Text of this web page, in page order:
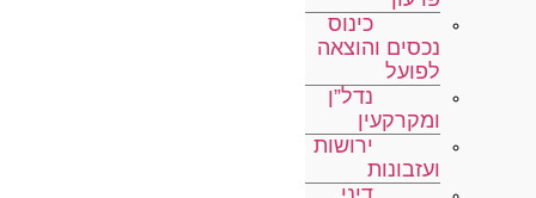
כינוס
נכסים והוצאה
לפועל
נדל”ן
ומקרקעין
ירושות
ועזבונות